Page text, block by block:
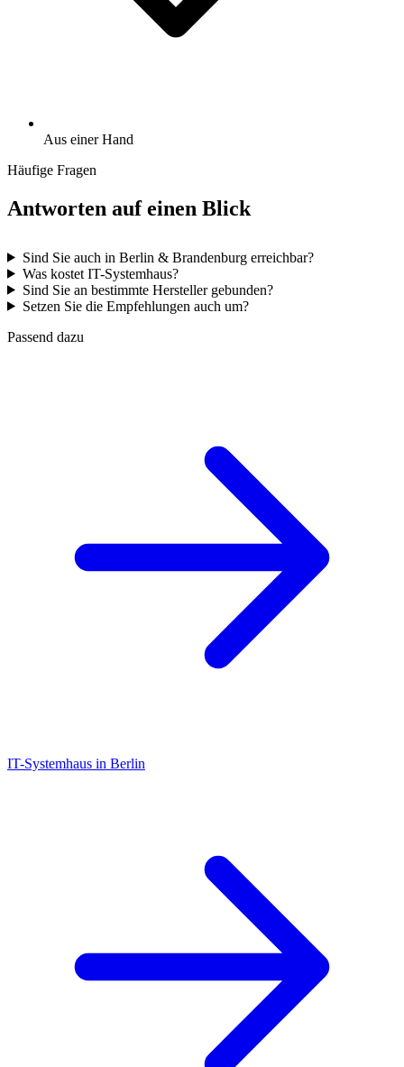
Aus einer Hand
Häufige Fragen
Antworten auf einen Blick
Sind Sie auch in Berlin & Brandenburg erreichbar?
Was kostet IT-Systemhaus?
Sind Sie an bestimmte Hersteller gebunden?
Setzen Sie die Empfehlungen auch um?
Passend dazu
IT-Systemhaus in Berlin